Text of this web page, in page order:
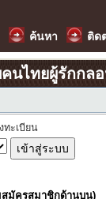
ค้นหา ติด
นไทยผู้รักกล
ทะเบียน
สมัครสมาชิกด้านบน)